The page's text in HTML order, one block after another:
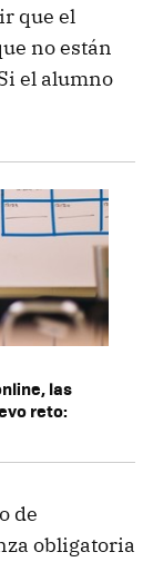
que el
no están
el alumno
las
reto:
de
obligatoria